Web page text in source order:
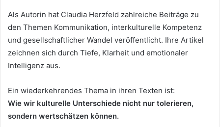
Als Autorin hat Claudia Herzfeld zahlreiche Beiträge zu
den Themen Kommunikation, interkulturelle Kompetenz
und gesellschaftlicher Wandel veröffentlicht. Ihre Artikel
zeichnen sich durch Tiefe, Klarheit und emotionaler
Intelligenz aus.
Ein wiederkehrendes Thema in ihren Texten ist:
Wie wir kulturelle Unterschiede nicht nur tolerieren,
sondern wertschätzen können.